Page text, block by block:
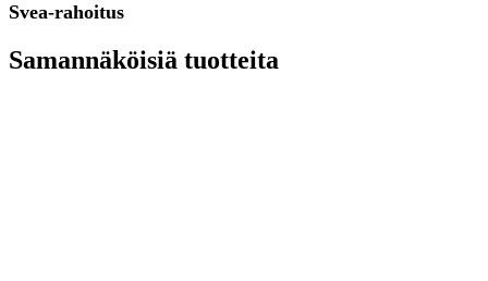
Svea-rahoitus
Samannäköisiä tuotteita